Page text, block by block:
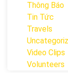
Thông Báo
Tin Tức
Travels
Video Clips
Volunteers